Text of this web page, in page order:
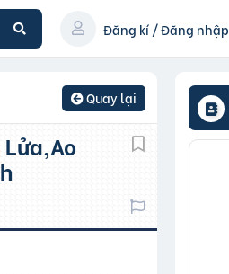
Đăng kí / Đăng nhập
Quay lại